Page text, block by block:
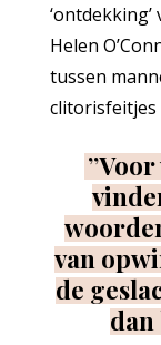
Helen
tussen
clitorisfeitjes
van
de
dan